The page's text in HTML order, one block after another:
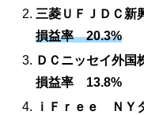
三菱ＵＦＪＤＣ新
損益率 20.3%
ＤＣニッセイ外国
損益率 13.8%
ｉＦｒｅｅ ＮＹ